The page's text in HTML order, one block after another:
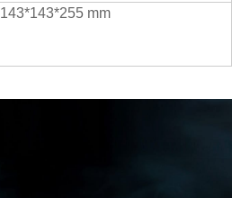
143*143*255 mm